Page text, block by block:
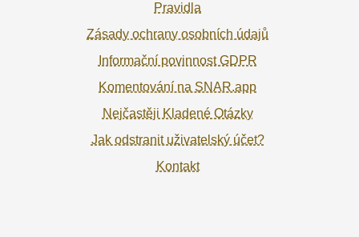
Pravidla
Zásady ochrany osobních údajů
Informační povinnost GDPR
Komentování na SNAR.app
Nejčastěji Kladené Otázky
Jak odstranit uživatelský účet?
Kontakt